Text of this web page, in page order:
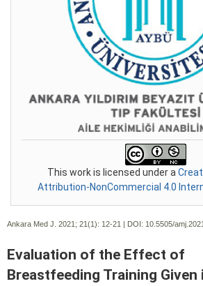
This work is licensed under a
Attribution-NonCommercial 4.0
Ankara Med J. 2021; 21(1): 12-21 | DOI: 10.5505/
Evaluation of the Effect of
Breastfeeding Training Given